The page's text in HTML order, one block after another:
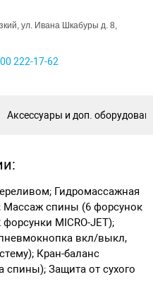
ул. Ивана Шкабуры д. 8,
222-17-62
Аксессуары и доп.
Гидромассажная
Массаж спины (6 форсунок
MICRO-JET);
вкл/выкл,
Кран-баланс
спины); Защита от сухого